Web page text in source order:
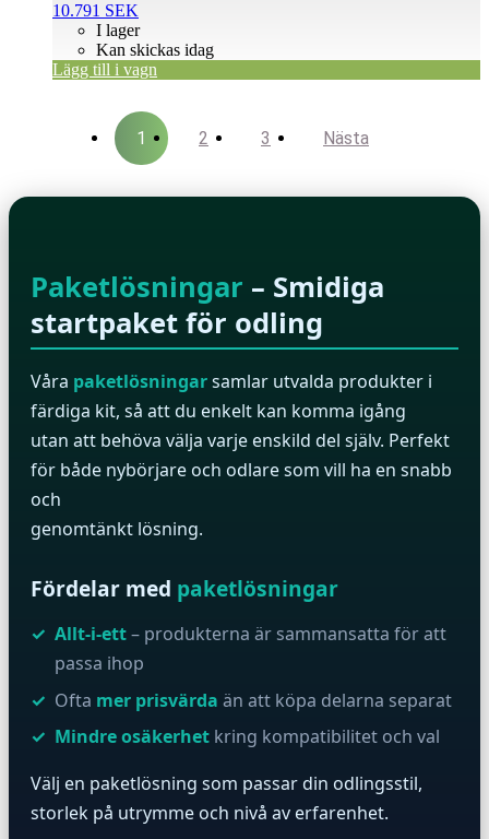
10.791 SEK
I lager
Kan skickas idag
Lägg till i vagn
1 2 3 Nästa
Paketlösningar – Smidiga
startpaket för odling
Våra paketlösningarsamlar utvalda produkter i
färdiga kit, så att du enkelt kan komma igång
utan att behöva välja varje enskild del själv. Perfekt
för både nybörjare och odlare som vill ha en snabb
och
genomtänkt lösning.
Fördelar med paketlösningar
Allt-i-ett– produkterna är sammansatta för att
passa ihop
Ofta mer prisvärda än att köpa delarna separat
Mindre osäkerhet kring kompatibilitet och val
Välj en paketlösning som passar din odlingsstil,
storlek på utrymme och nivå av erfarenhet.